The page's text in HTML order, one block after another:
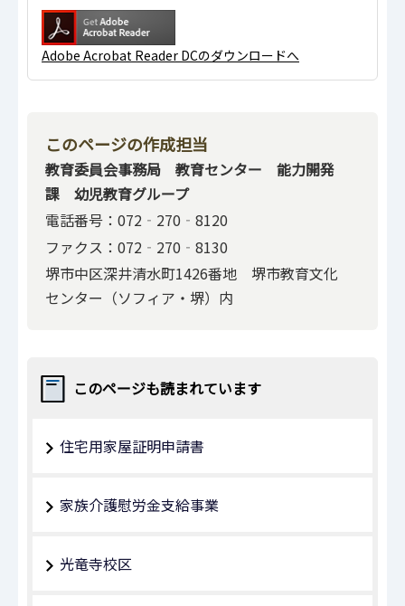
Adobe Acrobat Reader DCのダウンロードへ
このページの作成担当
教育委員会事務局 教育センター 能力開発
課 幼児教育グループ
電話番号：072‐270‐8120
ファクス：072‐270‐8130
堺市中区深井清水町1426番地 堺市教育文化
センター（ソフィア・堺）内
このページも読まれています
住宅用家屋証明申請書
家族介護慰労金支給事業
光竜寺校区